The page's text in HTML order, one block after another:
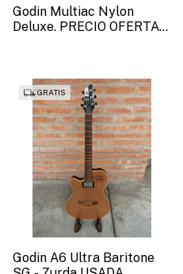
Godin Multiac Nylon
Deluxe. PRECIO OFERTA
GRATIS
Godin A6 Ultra Baritone